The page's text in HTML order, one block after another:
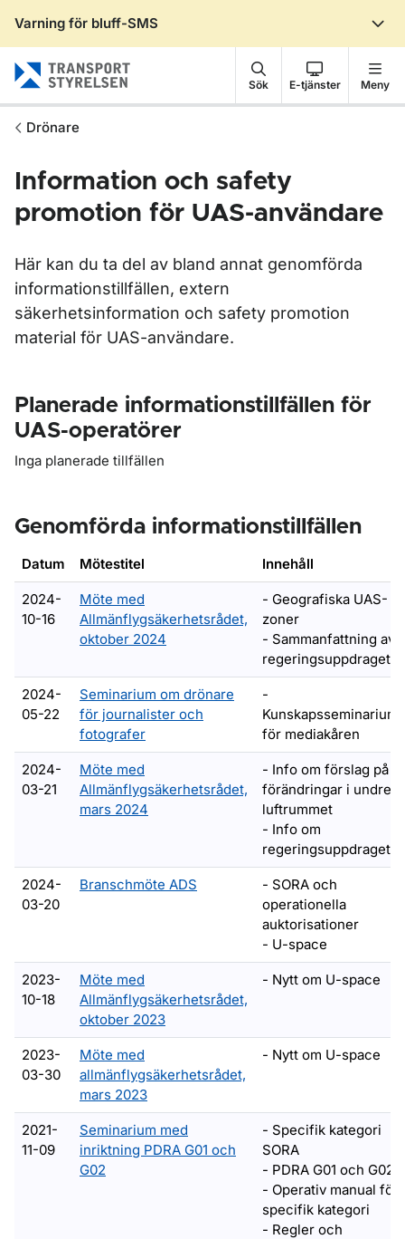
Varning för bluff-SMS
Sök E-tjänster Meny
Drönare
Information och safety
promotion för UAS-användare
Här kan du ta del av bland annat genomförda
informationstillfällen, extern
säkerhetsinformation och safety promotion
material för UAS-användare.
Planerade informationstillfällen för
UAS-operatörer
Inga planerade tillfällen
Genomförda informationstillfällen
Datum Mötestitel Innehåll
2024-
10-16
Möte med
Allmänflygsäkerhetsrådet,
oktober 2024
- Geografiska UAS-
zoner
- Sammanfattning av
regeringsuppdraget*
2024-
05-22
Seminarium om drönare
för journalister och
fotografer
-
Kunskapsseminarium
för mediakåren
2024-
03-21
Möte med
Allmänflygsäkerhetsrådet,
mars 2024
- Info om förslag på
förändringar i undre
luftrummet
- Info om
regeringsuppdraget*
2024-
03-20
Branschmöte ADS
- SORA och
operationella
auktorisationer
- U-space
2023-
10-18
Möte med
Allmänflygsäkerhetsrådet,
oktober 2023
- Nytt om U-space
2023-
03-30
Möte med
allmänflygsäkerhetsrådet,
mars 2023
- Nytt om U-space
2021-
11-09
Seminarium med
inriktning PDRA G01 och
G02
- Specifik kategori
SORA
- PDRA G01 och G02
- Operativ manual för
specifik kategori
- Regler och